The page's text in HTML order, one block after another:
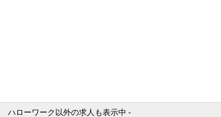
ハローワーク以外の求人も表示中 -